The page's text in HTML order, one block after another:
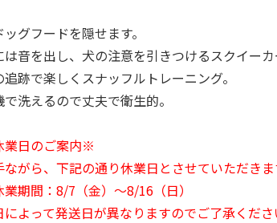
ッグフードを隠せます。
は音を出し、犬の注意を引きつけるスクイーカ
追跡で楽しくスナッフルトレーニング。
で洗えるので丈夫で衛生的。
日のご案内※
がら、下記の通り休業日とさせていただきま
業期間：8/7（金）～8/16（日）
によって発送日が異なりますのでご了承くださ